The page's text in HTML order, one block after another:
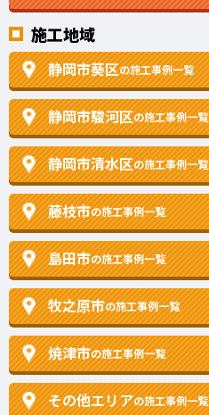
施工地域
静岡市葵区の施工事例一覧
静岡市駿河区の施工事例一覧
静岡市清水区の施工事例一覧
藤枝市の施工事例一覧
島田市の施工事例一覧
牧之原市の施工事例一覧
焼津市の施工事例一覧
その他エリアの施工事例一覧